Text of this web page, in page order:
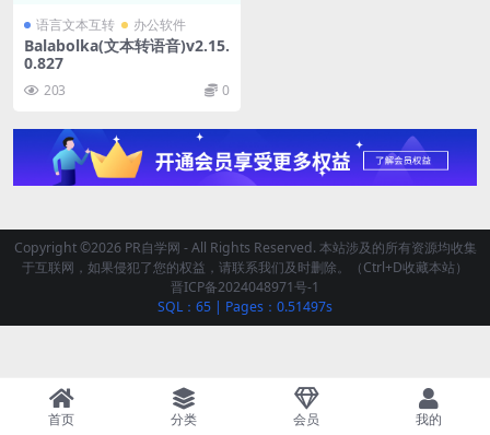
语言文本互转 办公软件
Balabolka(文本转语音)v2.15.
0.827
203 0
Copyright ©2026 PR自学网 - All Rights Reserved. 本站涉及的所有资源均收集
于互联网，如果侵犯了您的权益，请联系我们及时删除。（Ctrl+D收藏本站）
晋ICP备2024048971号-1
SQL：65 | Pages：0.51497s
首页 分类 会员 我的